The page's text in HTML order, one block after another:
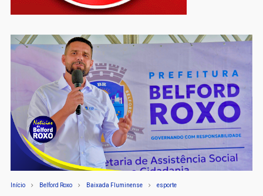
Início Belford Roxo Baixada Fluminense esporte